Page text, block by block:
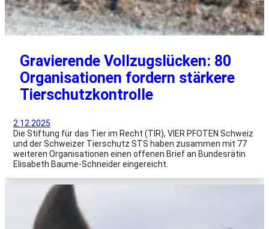
Gravierende Vollzugslücken: 80
Organisationen fordern stärkere
Tierschutzkontrolle
2.12.2025
Die Stiftung für das Tier im Recht (TIR), VIER PFOTEN Schweiz
und der Schweizer Tierschutz STS haben zusammen mit 77
weiteren Organisationen einen offenen Brief an Bundesrätin
Elisabeth Baume-Schneider eingereicht.